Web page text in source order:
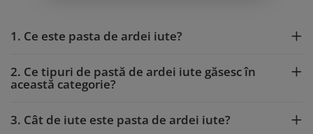
1. Ce este pasta de ardei iute?
2. Ce tipuri de pastă de ardei iute găsesc în
această categorie?
3. Cât de iute este pasta de ardei iute?